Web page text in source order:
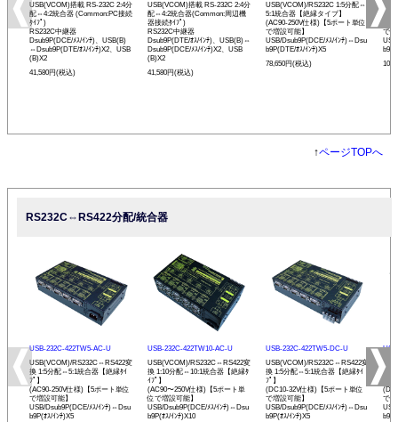
USB(VCOM)搭載 RS-232C 2:4分
配⇔4:2統合器 (Common:PC接続
ﾀｲﾌﾟ)
RS232C中継器
Dsub9P(DCE/ﾒｽ/ｲﾝﾁ)、USB(B)
⇔Dsub9P(DTE/ｵｽ/ｲﾝﾁ)X2、USB
(B)X2
41,580円(税込)
USB(VCOM)搭載 RS-232C 2:4分
配⇔4:2統合器(Common:周辺機
器接続ﾀｲﾌﾟ)
RS232C中継器
Dsub9P(DTE/ｵｽ/ｲﾝﾁ)、USB(B)⇔
Dsub9P(DCE/ﾒｽ/ｲﾝﾁ)X2、USB
(B)X2
41,580円(税込)
USB(VCOM)/RS232C 1:5分配⇔
5:1統合器【絶縁タイプ】
(AC90-250V仕様)【5ポート単位
で増設可能】
USB/Dsub9P(DCE/ﾒｽ/ｲﾝﾁ)⇔Dsu
b9P(DTE/ｵｽ/ｲﾝﾁ)X5
78,650円(税込)
で
↑ページTOPへ
RS232C⇔RS422分配/統合器
USB-232C-422TW5-AC-U
USB(VCOM)/RS232C⇔RS422変
換 1:5分配⇔5:1統合器【絶縁ﾀｲ
ﾌﾟ】
(AC90-250V仕様)【5ポート単位
で増設可能】
USB/Dsub9P(DCE/ﾒｽ/ｲﾝﾁ)⇔Dsu
b9P(ｵｽ/ｲﾝﾁ)X5
USB-232C-422TW10-AC-U
USB(VCOM)/RS232C⇔RS422変
換 1:10分配⇔10:1統合器【絶縁ﾀ
ｲﾌﾟ】
(AC90〜250V仕様)【5ポート単
位で増設可能】
USB/Dsub9P(DCE/ﾒｽ/ｲﾝﾁ)⇔Dsu
b9P(ｵｽ/ｲﾝﾁ)X10
USB-232C-422TW5-DC-U
USB(VCOM)/RS232C⇔RS422変
換 1:5分配⇔5:1統合器【絶縁ﾀｲ
ﾌﾟ】
(DC10-32V仕様)【5ポート単位
で増設可能】
USB/Dsub9P(DCE/ﾒｽ/ｲﾝﾁ)⇔Dsu
b9P(ｵｽ/ｲﾝﾁ)X5
換
で